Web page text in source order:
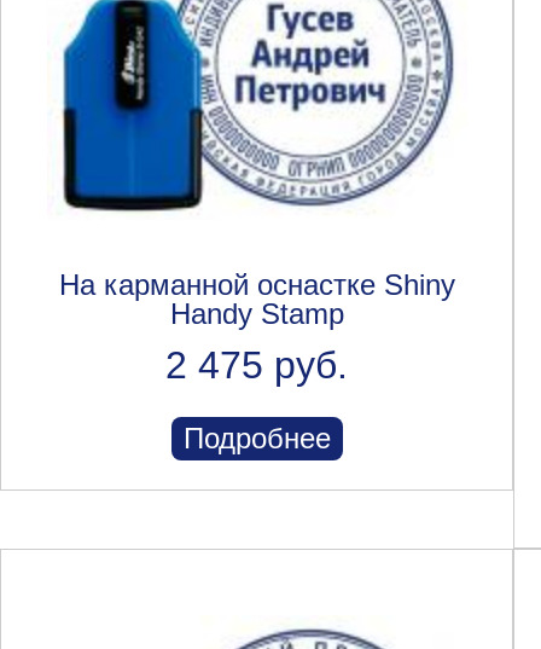
На карманной оснастке Shiny
Handy Stamp
2 475 руб.
Подробнее